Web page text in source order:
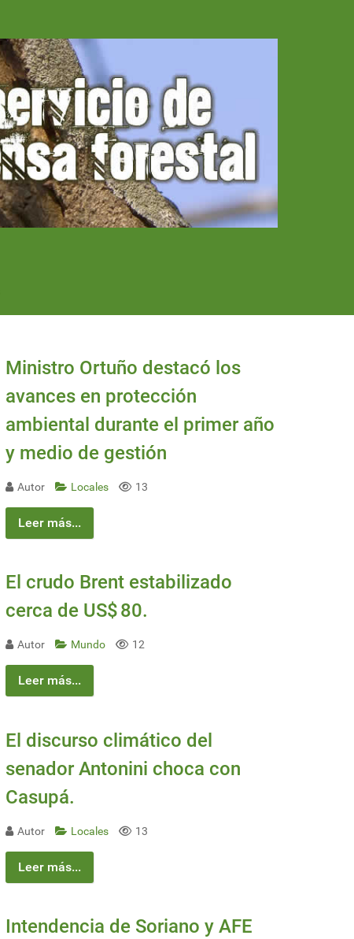
Ministro Ortuño destacó los
avances en protección
ambiental durante el primer año
y medio de gestión
Autor Locales 13
Leer más...
El crudo Brent estabilizado
cerca de US$ 80.
Autor Mundo 12
Leer más...
El discurso climático del
senador Antonini choca con
Casupá.
Autor Locales 13
Leer más...
Intendencia de Soriano y AFE